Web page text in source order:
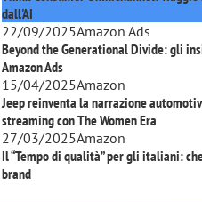
dall'AI
22/09/2025Amazon Ads
Beyond the Generational Divide: gli
Amazon Ads
15/04/2025Amazon
Jeep reinventa la narrazione
streaming conThe Women Era
27/03/2025Amazon
Il “Tempo di qualità” per gli italiani:
brand